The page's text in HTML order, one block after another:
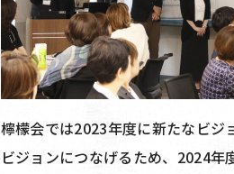
檸檬会では2023年度に新たなビジ
ビジョンにつなげるため、2024